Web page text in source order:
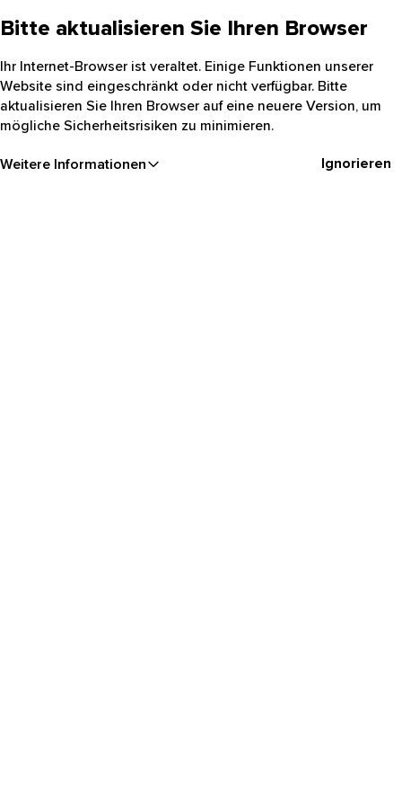
Bitte aktualisieren Sie Ihren Browser
Ihr Internet-Browser ist veraltet. Einige Funktionen unserer
Website sind eingeschränkt oder nicht verfügbar. Bitte
aktualisieren Sie Ihren Browser auf eine neuere Version, um
mögliche Sicherheitsrisiken zu minimieren.
Weitere Informationen Ignorieren